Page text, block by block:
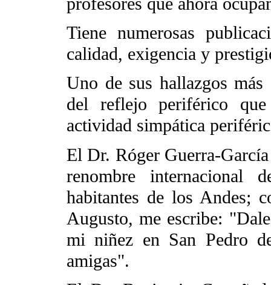
Tiene numerosas
calidad, exigencia y
Uno de sus hallazgos
del reflejo periférico
actividad simpática
El Dr. Róger Guerra-
renombre
habitantes de los Andes;
Augusto, me escribe:
mi niñez en San Pedro
amigas".